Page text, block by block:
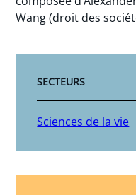
Wang (droit des
SECTEURS
Sciences de la vie